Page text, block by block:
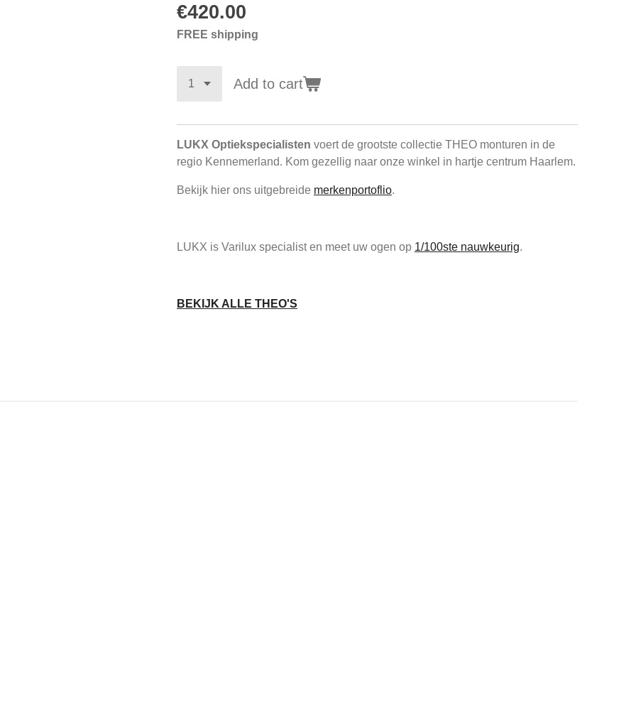
€420.00
FREE shipping
Add to cart
LUKX Optiekspecialisten voert de grootste collectie THEO monturen in de
regio Kennemerland. Kom gezellig naar onze winkel in hartje centrum Haarlem.
Bekijk hier ons uitgebreide merkenportoflio.
LUKX is Varilux specialist en meet uw ogen op 1/100ste nauwkeurig.
BEKIJK ALLE THEO'S